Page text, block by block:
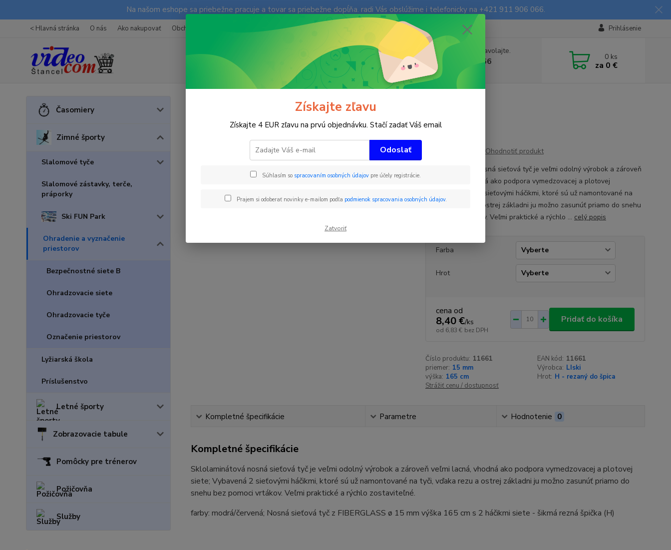
Na našom eshope sa priebežne pracuje a tovar sa priebežne dopĺňa. radi Vás obslúžime i telefonicky na +421 911 906 066.
< Hlavná stránka O nás Ako nakupovať Obchodné podmienky Fotogaléria Ochrana súkromia Blog Prihlásenie
Hľadať
Neviete si rady? Zavolajte.
+421903906066
(Po-Pia, 9-16 hod.)
0 ks
za 0 €
Časomiery
Zimné športy
Slalomové tyče
Slalomové zástavky, terče,
práporky
Ski FUN Park
Ohradenie a vyznačenie
priestorov
Bezpečnostné siete B
Ohradzovacie siete
Ohradzovacie tyče
Označenie priestorov
Lyžiarská škola
Príslušenstvo
Letné športy
Zobrazovacie tabule
Pomôcky pre trénerov
Požičovňa
Služby
Ohradenie a vyznačenie priestorov
Pevná tyč FiberGlass
Ohodnotiť produkt
Sklolaminátová nosná sieťová tyč je veľmi odolný výrobok a zároveň
veľmi lacná, vhodná ako podpora vymedzovacej a plotovej
siete; Vybavená 2 sieťovými háčikmi, ktoré sú už namontované na
tyči, vďaka rezu a ostrej základni ju možno zasunúť priamo do snehu
bez pomoci vrtákov. Veľmi praktické a rýchlo ... celý popis
Farba
Hrot
cena od
8,40 €/ks
od 6,83 € bez DPH
Pridať do košíka
Číslo produktu: 11661 EAN kód: 11661
priemer: 15 mm Výrobca: LIski
výška: 165 cm Hrot: H - rezaný do špica
Strážiť cenu / dostupnosť
Kompletné špecifikácie Parametre Hodnotenie 0
Kompletné špecifikácie
Sklolaminátová nosná sieťová tyč je veľmi odolný výrobok a zároveň veľmi lacná, vhodná ako podpora vymedzovacej a plotovej
siete; Vybavená 2 sieťovými háčikmi, ktoré sú už namontované na tyči, vďaka rezu a ostrej základni ju možno zasunúť priamo do
snehu bez pomoci vrtákov. Veľmi praktické a rýchlo zostaviteľné.
farby: modrá/červená; Nosná sieťová tyč z FIBERGLASS ø 15 mm výška 165 cm s 2 háčikmi siete - šikmá rezná špička (H)
Získajte zľavu
Získajte 4 EUR zľavu na prvú objednávku. Stačí zadať Váš email
Odoslať
Súhlasím so spracovaním osobných údajov pre účely registrácie.
Prajem si odoberať novinky e-mailom podľa podmienok spracovania osobných údajov.
Zatvoriť